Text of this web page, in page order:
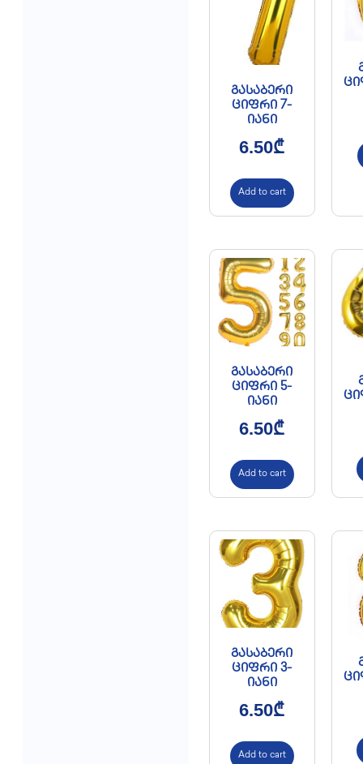
გასაბერი
ციფრი 7-
იანი
6.50₾
Add to cart
გასაბერი
ციფრი 5-
იანი
6.50₾
Add to cart
გასაბერი
ციფრი 3-
იანი
6.50₾
Add to cart